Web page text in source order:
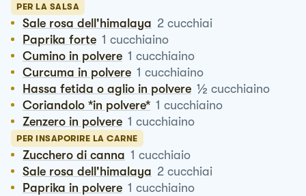
PER LA SALSA
Sale rosa dell'himalaya 2 cucchiai
Paprika forte 1 cucchiaino
Cumino in polvere 1 cucchiaino
Curcuma in polvere 1 cucchiaino
Hassa fetida o aglio in polvere ½ cucchiaino
Coriandolo *in polvere* 1 cucchiaino
Zenzero in polvere 1 cucchiaino
PER INSAPORIRE LA CARNE
Zucchero di canna 1 cucchiaio
Sale rosa dell'himalaya 2 cucchiai
Paprika in polvere 1 cucchiaino